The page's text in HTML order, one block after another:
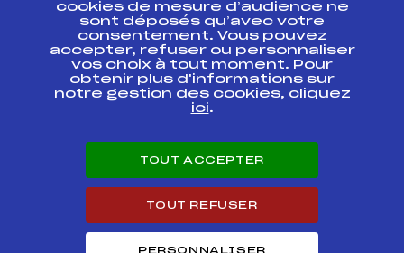
Projet de performance fédéral
Antidopage
Pôle Développement, Formation, Suivi
Scientifique
Listes ministérielles
Pôle vie de l’athlète
Enseignement professionnel
Carrières
cookies de mesure d’audience ne
sont déposés qu’avec votre
consentement. Vous pouvez
accepter, refuser ou personnaliser
vos choix à tout moment. Pour
obtenir plus d'informations sur
notre gestion des cookies, cliquez
ici.
TOUT ACCEPTER
TOUT REFUSER
PERSONNALISER